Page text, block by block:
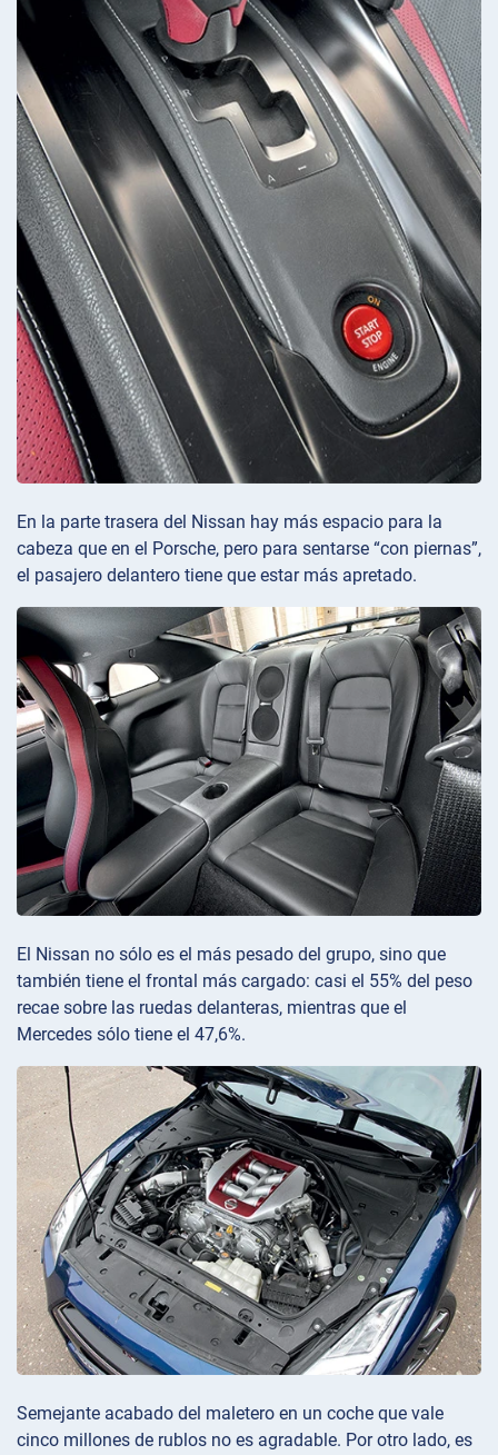
En la parte trasera del Nissan hay más espacio para la
cabeza que en el Porsche, pero para sentarse “con piernas”,
el pasajero delantero tiene que estar más apretado.
El Nissan no sólo es el más pesado del grupo, sino que
también tiene el frontal más cargado: casi el 55% del peso
recae sobre las ruedas delanteras, mientras que el
Mercedes sólo tiene el 47,6%.
Semejante acabado del maletero en un coche que vale
cinco millones de rublos no es agradable. Por otro lado, es